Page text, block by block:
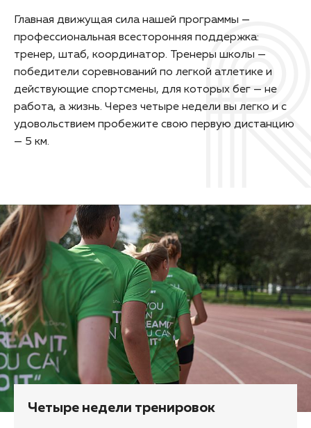
Главная движущая сила нашей программы —
профессиональная всесторонняя поддержка:
тренер, штаб, координатор. Тренеры школы —
победители соревнований по легкой атлетике и
действующие спортсмены, для которых бег — не
работа, а жизнь. Через четыре недели вы легко и с
удовольствием пробежите свою первую дистанцию
— 5 км.
Четыре недели тренировок